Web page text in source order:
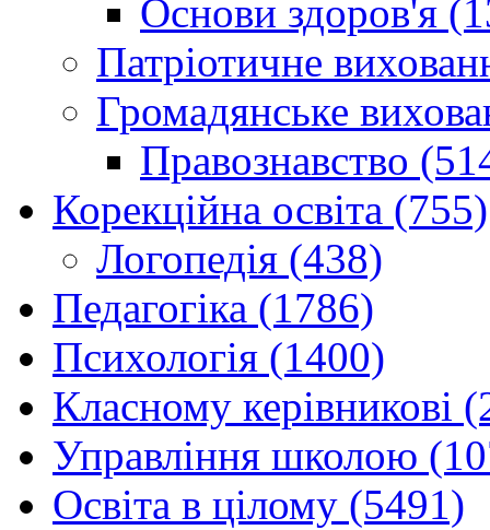
Основи здоров'я
Патріотичне
Громадянське
Правознавство
Корекційна освіта (755)
Логопедія (438)
Педагогіка (1786)
Психологія (1400)
Класному керівникові
Управління школою
Освіта в цілому (5491)